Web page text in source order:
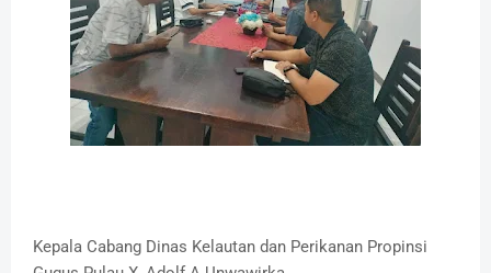
Kepala Cabang Dinas Kelautan dan Perikanan Propinsi